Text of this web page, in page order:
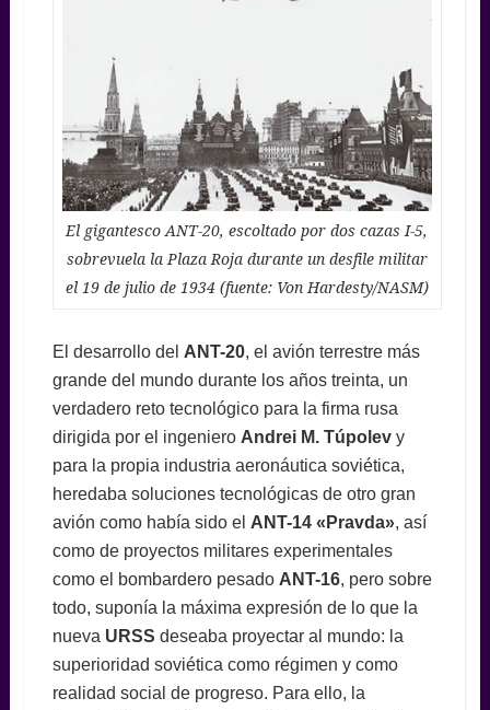
El gigantesco ANT-20, escoltado por dos cazas I-5,
sobrevuela la Plaza Roja durante un desfile militar
el 19 de julio de 1934 (fuente: Von Hardesty/NASM)
El desarrollo del ANT-20, el avión terrestre más
grande del mundo durante los años treinta, un
verdadero reto tecnológico para la firma rusa
dirigida por el ingeniero Andrei M. Túpolevy
para la propia industria aeronáutica soviética,
heredaba soluciones tecnológicas de otro gran
avión como había sido el ANT-14 «Pravda», así
como de proyectos militares experimentales
como el bombardero pesado ANT-16, pero sobre
todo, suponía la máxima expresión de lo que la
nueva URSS deseaba proyectar al mundo: la
superioridad soviética como régimen y como
realidad social de progreso. Para ello, la